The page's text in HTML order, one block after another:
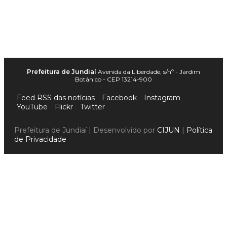
Prefeitura de Jundiaí Avenida da Liberdade, s/nº - Jardim
Botânico - CEP 13214-900
Feed RSS das notícias Facebook
Instagram
YouTube
Flickr Twitter
Prefeitura de Jundiaí | Desenvolvido por CIJUN | Política
de Privacidade